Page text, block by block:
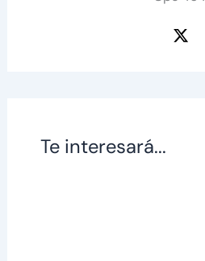
Te interesará...